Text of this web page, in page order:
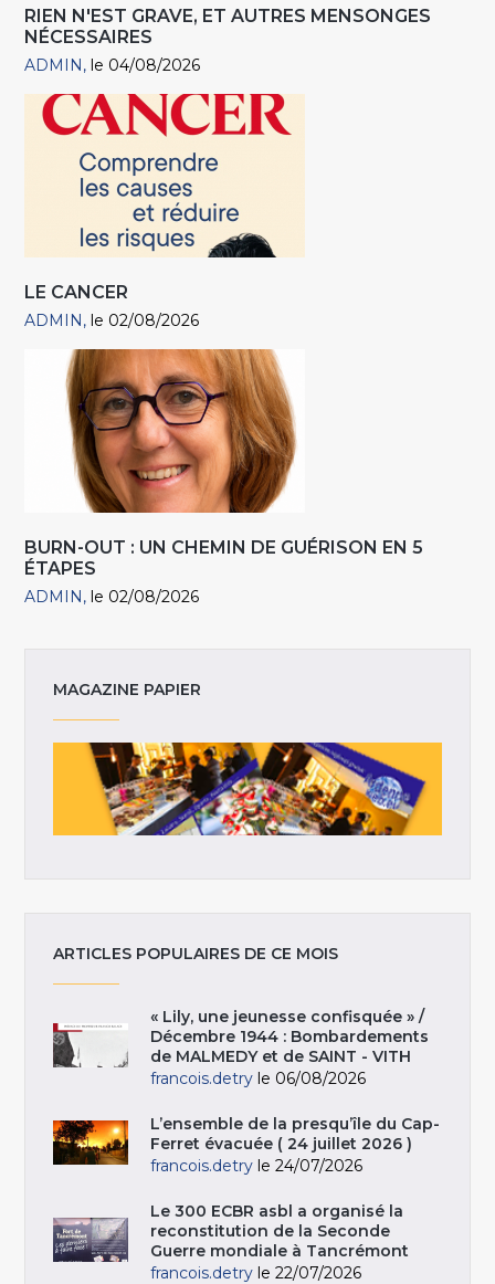
RIEN N'EST GRAVE, ET AUTRES MENSONGES
NÉCESSAIRES
ADMIN le 04/08/2026
LE CANCER
ADMIN le 02/08/2026
BURN-OUT : UN CHEMIN DE GUÉRISON EN 5
ÉTAPES
ADMIN le 02/08/2026
MAGAZINE PAPIER
ARTICLES POPULAIRES DE CE MOIS
« Lily, une jeunesse confisquée » /
Décembre 1944 : Bombardements
de MALMEDY et de SAINT - VITH
francois.detry le 06/08/2026
L’ensemble de la presqu’île du Cap-
Ferret évacuée ( 24 juillet 2026 )
francois.detry le 24/07/2026
Le 300 ECBR asbl a organisé la
reconstitution de la Seconde
Guerre mondiale à Tancrémont
francois.detry le 22/07/2026